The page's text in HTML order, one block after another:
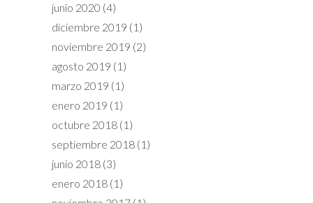
junio 2020 (4)
diciembre 2019 (1)
noviembre 2019 (2)
agosto 2019 (1)
marzo 2019 (1)
enero 2019 (1)
octubre 2018 (1)
septiembre 2018 (1)
junio 2018 (3)
enero 2018 (1)